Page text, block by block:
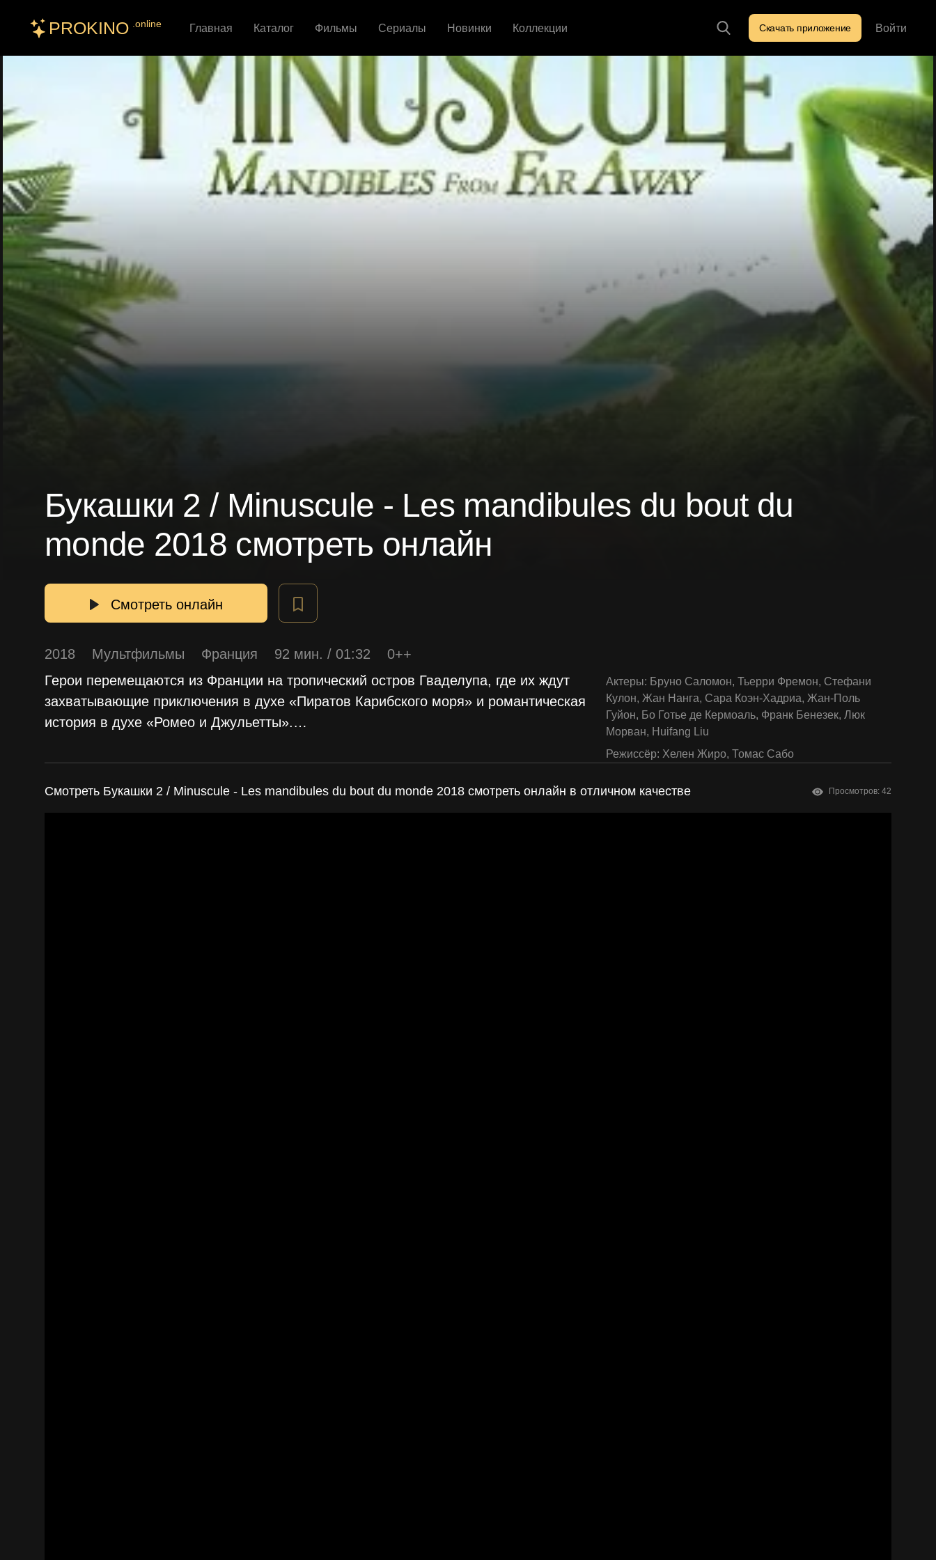
PROKINO .online Главная Каталог Фильмы Сериалы Новинки Коллекции Скачать приложение Войти
Букашки 2 / Minuscule - Les mandibules du bout du
monde 2018 смотреть онлайн
Смотреть онлайн
2018 Мультфильмы Франция 92 мин. / 01:32
0++
Герои перемещаются из Франции на тропический остров Гваделупа, где их ждут
захватывающие приключения в духе «Пиратов Карибского моря» и романтическая
история в духе «Ромео и Джульетты».…
Актеры: Бруно Саломон, Тьерри Фремон, Стефани
Кулон, Жан Нанга, Сара Коэн-Хадриа, Жан-Поль
Гуйон, Бо Готье де Кермоаль, Франк Бенезек, Люк
Морван, Huifang Liu
Режиссёр: Хелен Жиро, Томас Сабо
Смотреть Букашки 2 / Minuscule - Les mandibules du bout du monde 2018 смотреть онлайн в отличном качестве Просмотров: 42